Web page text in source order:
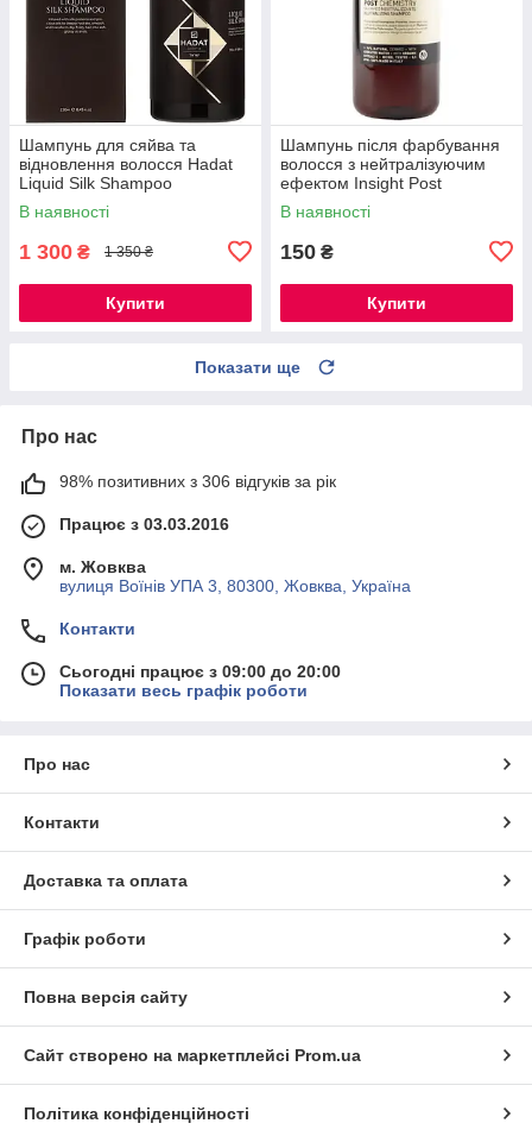
Шампунь для сяйва та
відновлення волосся Hadat
Liquid Silk Shampoo
В наявності
1 300 ₴ 1 350 ₴
Купити
Шампунь після фарбування
волосся з нейтралізуючим
ефектом Insight Post
Chemistry Neutralizing
Shampoo, 100 мл РОЗЛИВ
В наявності
150 ₴
Купити
Показати ще
Про нас
98% позитивних з 306 відгуків за рік
Працює з 03.03.2016
м. Жовква
вулиця Воїнів УПА 3, 80300, Жовква, Україна
Контакти
Сьогодні працює з 09:00 до 20:00
Показати весь графік роботи
Про нас
Контакти
Доставка та оплата
Графік роботи
Повна версія сайту
Сайт створено на маркетплейсі Prom.ua
Політика конфіденційності